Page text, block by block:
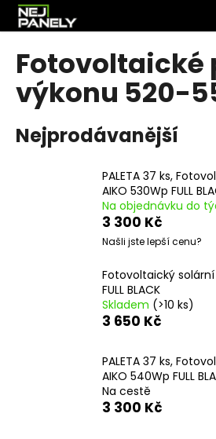
Přejít
obsah
Fotovoltaické
výkonu 520-
Nejprodávanější
PALETA 37 ks,
AIKO 530Wp FULL
Na objednávku do
3 300 Kč
Našli jste lepší cenu?
Fotovoltaický solární
FULL BLACK
Skladem (>10 ks)
3 650 Kč
PALETA 37 ks,
AIKO 540Wp FULL
Na cestě
3 300 Kč
o
C
o
p
o